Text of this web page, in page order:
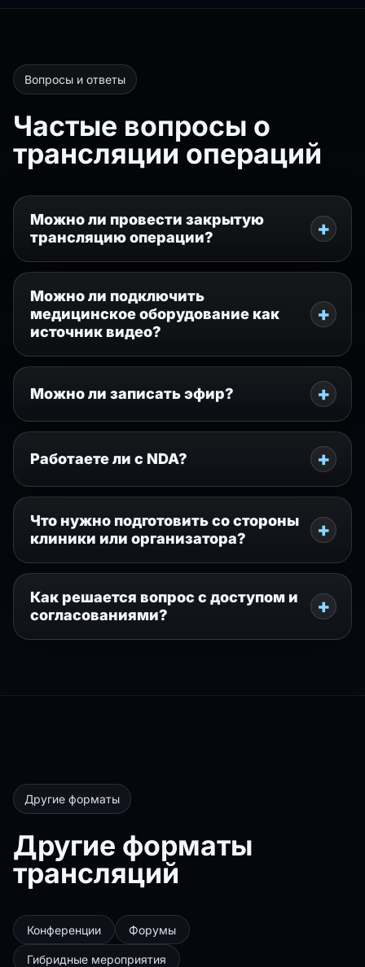
Вопросы и ответы
Частые вопросы о
трансляции операций
Можно ли провести закрытую
трансляцию операции?
Можно ли подключить
медицинское оборудование как
источник видео?
Можно ли записать эфир?
Работаете ли с NDA?
Что нужно подготовить со стороны
клиники или организатора?
Как решается вопрос с доступом и
согласованиями?
Другие форматы
Другие форматы
трансляций
Конференции Форумы
Гибридные мероприятия